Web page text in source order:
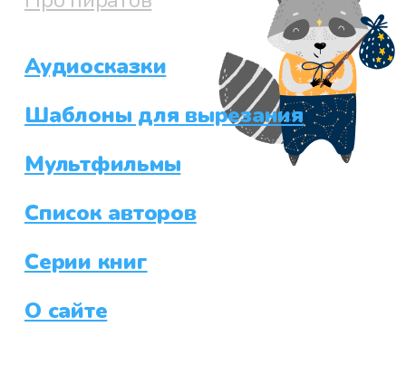
Аудиосказки
Шаблоны для вырезания
Мультфильмы
Список авторов
Серии книг
О сайте